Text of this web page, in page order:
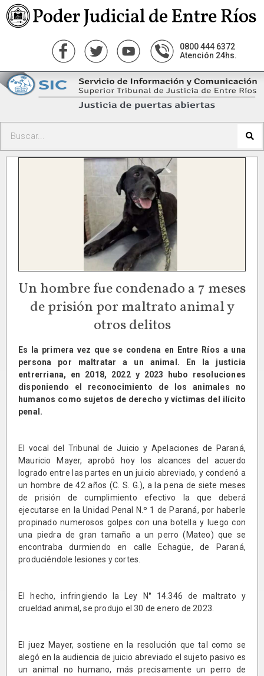
0800 444 6372
Atención 24hs.
Un hombre fue condenado a 7 meses
de prisión por maltrato animal y
otros delitos
Es la primera vez que se condena en Entre Ríos a una
persona por maltratar a un animal. En la justicia
entrerriana, en 2018, 2022 y 2023 hubo resoluciones
disponiendo el reconocimiento de los animales no
humanos como sujetos de derecho y víctimas del ilícito
penal.
El vocal del Tribunal de Juicio y Apelaciones de Paraná,
Mauricio Mayer, aprobó hoy los alcances del acuerdo
logrado entre las partes en un juicio abreviado, y condenó a
un hombre de 42 años (C. S. G.), a la pena de siete meses
de prisión de cumplimiento efectivo la que deberá
ejecutarse en la Unidad Penal N.º 1 de Paraná, por haberle
propinado numerosos golpes con una botella y luego con
una piedra de gran tamaño a un perro (Mateo) que se
encontraba durmiendo en calle Echagüe, de Paraná,
produciéndole lesiones y cortes.
El hecho, infringiendo la Ley N° 14.346 de maltrato y
crueldad animal, se produjo el 30 de enero de 2023.
El juez Mayer, sostiene en la resolución que tal como se
alegó en la audiencia de juicio abreviado el sujeto pasivo es
un animal no humano, más precisamente un perro de